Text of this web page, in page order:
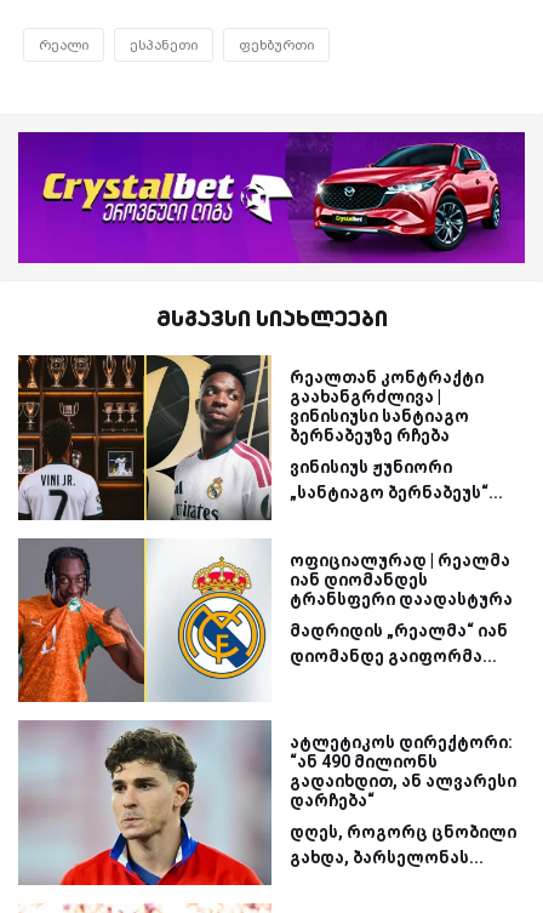
რეალი ესპანეთი ფეხბურთი
მსგავსი სიახლეები
რეალთან კონტრაქტი
გაახანგრძლივა |
ვინისიუსი სანტიაგო
ბერნაბეუზე რჩება
ვინისიუს ჟუნიორი
„სანტიაგო ბერნაბეუს“...
ოფიციალურად | რეალმა
იან დიომანდეს
ტრანსფერი დაადასტურა
მადრიდის „რეალმა“ იან
დიომანდე გაიფორმა...
ატლეტიკოს დირექტორი:
“ან 490 მილიონს
გადაიხდით, ან ალვარესი
დარჩება“
დღეს, როგორც ცნობილი
გახდა, ბარსელონას...